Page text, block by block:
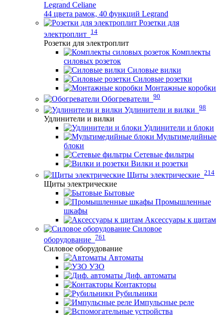
Legrand Celiane
44 цвета рамок, 40 функций Legrand
Розетки для
электроплит 14
Розетки для электроплит
Комплекты
силовых розеток
Силовые вилки
Силовые розетки
Монтажные коробки
Обогреватели 90
Удлинители и вилки 98
Удлинители и вилки
Удлинители и блоки
Мультимедийные
блоки
Сетевые фильтры
Вилки и розетки
Щиты электрические 214
Щиты электрические
Бытовые
Промышленные
шкафы
Аксессуары к щитам
Силовое
оборудование 761
Силовое оборудование
Автоматы
УЗО
Диф. автоматы
Контакторы
Рубильники
Импульсные реле